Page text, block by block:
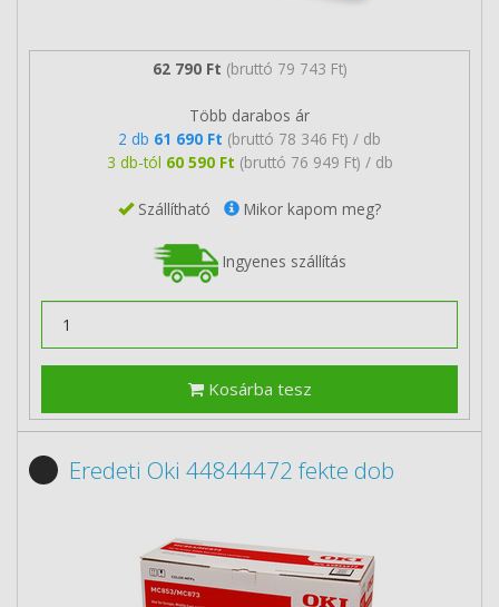
62 790 Ft (bruttó 79 743 Ft)
Több darabos ár
2 db 61 690 Ft (bruttó 78 346 Ft) / db
3 db-tól 60 590 Ft (bruttó 76 949 Ft) / db
Szállítható Mikor kapom meg?
Ingyenes szállítás
Kosárba tesz
Eredeti Oki 44844472 fekte dob